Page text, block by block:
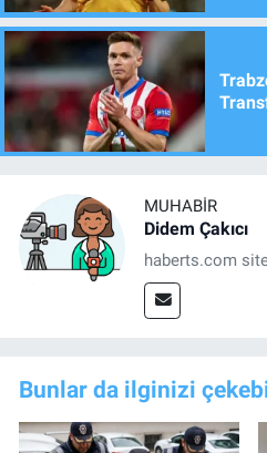
MUHABIR
Didem Çakıcı
haberts.com
Bunlar da ilginizi